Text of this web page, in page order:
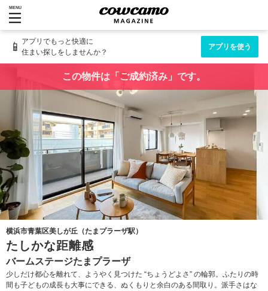
MENU
📱 アプリでもっと快適に
住まい探しをしませんか？
アプリを使う
この物件は「ご成約済み」です。
横浜市青葉区美しが丘（たまプラーザ駅）
たしかな距離感
バームステージたまプラーザ
少しだけ都心を離れて、ようやく見つけた “ちょうどよさ” の輪郭。ふたりの時
間も子どもの成長も大事にできる、ぬくもりと余白のある間取り。派手さはな